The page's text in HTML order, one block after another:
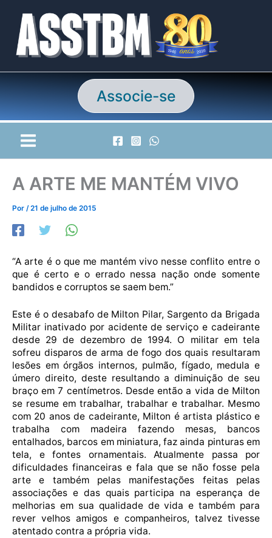
conteúdo
Associe-se
A ARTE ME MANTÉM VIVO
Por /21 de julho de 2015
“A arte é o que me mantém vivo nesse conflito entre o
que é certo e o errado nessa nação onde somente
bandidos e corruptos se saem bem.”
Este é o desabafo de Milton Pilar, Sargento da Brigada
Militar inativado por acidente de serviço e cadeirante
desde 29 de dezembro de 1994. O militar em tela
sofreu disparos de arma de fogo dos quais resultaram
lesões em órgãos internos, pulmão, fígado, medula e
úmero direito, deste resultando a diminuição de seu
braço em 7 centímetros. Desde então a vida de Milton
se resume em trabalhar, trabalhar e trabalhar. Mesmo
com 20 anos de cadeirante, Milton é artista plástico e
trabalha com madeira fazendo mesas, bancos
entalhados, barcos em miniatura, faz ainda pinturas em
tela, e fontes ornamentais. Atualmente passa por
dificuldades financeiras e fala que se não fosse pela
arte e também pelas manifestações feitas pelas
associações e das quais participa na esperança de
melhorias em sua qualidade de vida e também para
rever velhos amigos e companheiros, talvez tivesse
atentado contra a própria vida.